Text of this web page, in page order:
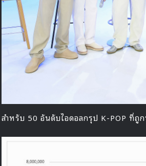
สำหรับ 50 อันดับไอดอลกรุป K-POP ที่ถู